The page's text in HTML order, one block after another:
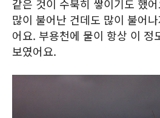
같은 것이 수북히 쌓이기도 했
많이 불어난 건데도 많이 불어
어요. 부용천에 물이 항상 이 정
보였어요.